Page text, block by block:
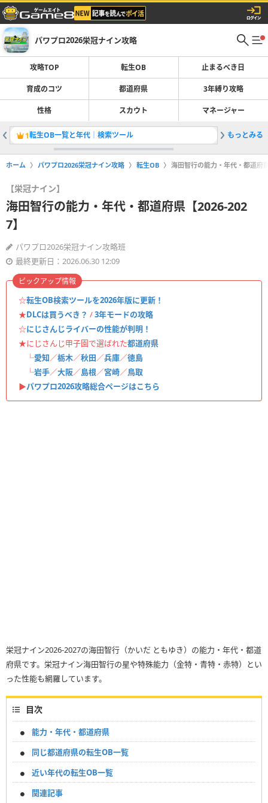
パワプロ2026栄冠ナイン攻略
攻略TOP 転生OB 止まるべき日
育成のコツ 都道府県 3年縛り攻略
性格 スカウト マネージャー
1転生OB一覧と年代｜検索ツール 2止まる
もっとみる
ホーム パワプロ2026栄冠ナイン攻略 転生OB 海田智行の能力・年代・都道府
【栄冠ナイン】
海田智行の能力・年代・都道府県【2026-202
7】
パワプロ2026栄冠ナイン攻略班
最終更新日：2026.06.30 12:09
☆転生OB検索ツールを2026年版に更新！
★DLCは買うべき？ /3年モードの攻略
☆にじさんじライバーの性能が判明！
★にじさんじ甲子園で選ばれた都道府県
└愛知／栃木／秋田／兵庫／徳島
└岩手／大阪／島根／宮崎／鳥取
▶︎パワプロ2026攻略総合ページはこちら
ピックアップ情報
栄冠ナイン2026-2027の海田智行（かいだ ともゆき）の能力・年代・都道
府県です。栄冠ナイン海田智行の星や特殊能力（金特・青特・赤特）とい
った性能も網羅しています。
目次
能力・年代・都道府県
同じ都道府県の転生OB一覧
近い年代の転生OB一覧
関連記事